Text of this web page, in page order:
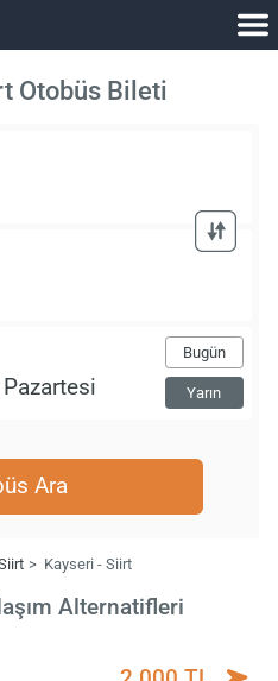
Otobüs Bileti
Bugün
Yarın
Ara
Kayseri - Siirt
Alternatifleri